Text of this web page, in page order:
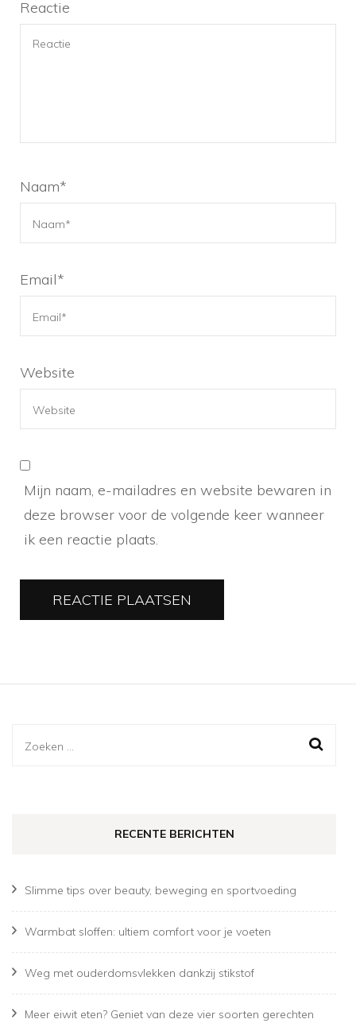
Reactie
Naam*
Email*
Website
Mijn naam, e-mailadres en website bewaren in
deze browser voor de volgende keer wanneer
ik een reactie plaats.
Zoeken
RECENTE BERICHTEN
Slimme tips over beauty, beweging en sportvoeding
Warmbat sloffen: ultiem comfort voor je voeten
Weg met ouderdomsvlekken dankzij stikstof
Meer eiwit eten? Geniet van deze vier soorten gerechten